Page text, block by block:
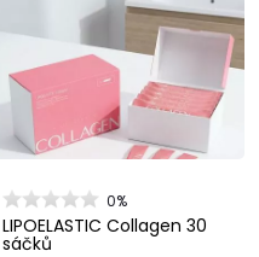
0%
LIPOELASTIC Collagen 30
sáčků